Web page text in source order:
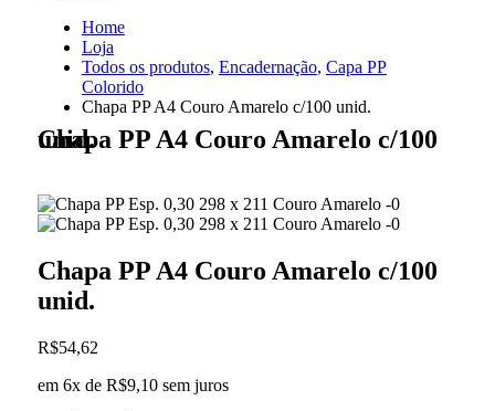
Home
Loja
Todos os produtos, Encadernação, Capa PP
Colorido
Chapa PP A4 Couro Amarelo c/100 unid.
Chapa PP A4 Couro Amarelo c/100 unid.
Chapa PP A4 Couro Amarelo c/100
unid.
R$54,62
em 6x de R$9,10 sem juros